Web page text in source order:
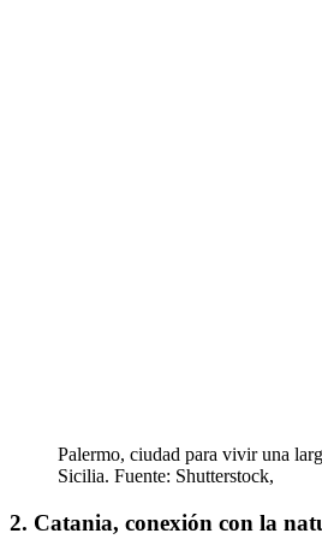
Palermo, ciudad para vivir una
Sicilia. Fuente: Shutterstock,
2. Catania, conexión con la